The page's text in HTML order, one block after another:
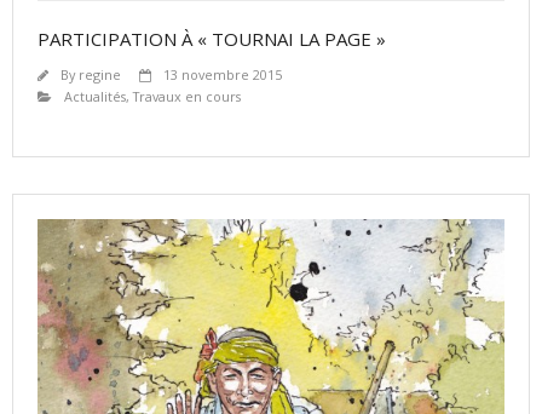
PARTICIPATION À « TOURNAI LA PAGE »
By regine
13 novembre 2015
Actualités,Travaux en cours